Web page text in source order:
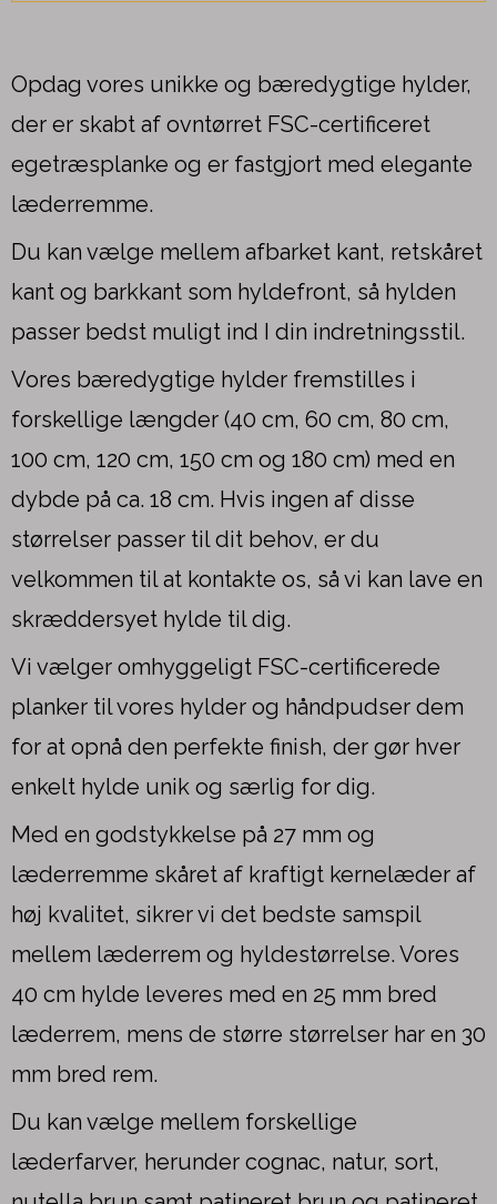
Opdag vores unikke og bæredygtige hylder,
der er skabt af ovntørret FSC-certificeret
egetræsplanke og er fastgjort med elegante
læderremme.
Du kan vælge mellem afbarket kant, retskåret
kant og barkkant som hyldefront, så hylden
passer bedst muligt ind I din indretningsstil.
Vores bæredygtige hylder fremstilles i
forskellige længder (40 cm, 60 cm, 80 cm,
100 cm, 120 cm, 150 cm og 180 cm) med en
dybde på ca. 18 cm. Hvis ingen af disse
størrelser passer til dit behov, er du
velkommen til at kontakte os, så vi kan lave en
skræddersyet hylde til dig.
Vi vælger omhyggeligt FSC-certificerede
planker til vores hylder og håndpudser dem
for at opnå den perfekte finish, der gør hver
enkelt hylde unik og særlig for dig.
Med en godstykkelse på 27 mm og
læderremme skåret af kraftigt kernelæder af
høj kvalitet, sikrer vi det bedste samspil
mellem læderrem og hyldestørrelse. Vores
40 cm hylde leveres med en 25 mm bred
læderrem, mens de større størrelser har en 30
mm bred rem.
Du kan vælge mellem forskellige
læderfarver, herunder cognac, natur, sort,